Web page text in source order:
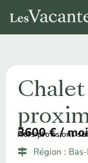
Chalet
À partir de ​
3600 € /
Hors provisions
Région :